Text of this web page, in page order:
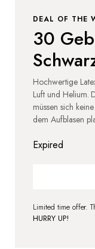
DEAL OF THE
30
Hochwertige
Luft und Helium.
müssen sich
dem Aufblasen
Expired
Limited time offer.
HURRY UP!